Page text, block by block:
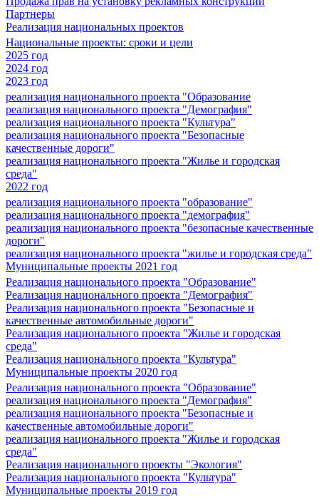
Партнеры
Реализация национальных проектов
Национальные проекты: сроки и цели
2025 год
2024 год
2023 год
реализация национального проекта "Образование
реализация национального проекта "Демография"
реализация национального проекта "Культура"
реализация национального проекта "Безопасные
качественные дороги"
реализация национального проекта "Жилье и городская
среда"
2022 год
реализация национального проекта "образование"
реализация национального проекта "демография"
реализация национального проекта "безопасные качественные
дороги"
реализация национального проекта "жилье и городская среда"
Муниципальные проекты 2021 год
Реализация национального проекта "Образование"
Реализация национального проекта "Демография"
Реализация национального проекта "Безопасные и
качественные автомобильные дороги"
Реализация национального проекта "Жилье и городская
среда"
Реализация национального проекта "Культура"
Муниципальные проекты 2020 год
Реализация национального проекта "Образование"
реализация национального проекта "Демография"
реализация национального проекта "Безопасные и
качественные автомобильные дороги"
реализация национального проекта "Жилье и городская
среда"
Реализация национального проекты "Экология"
Реализация национального проекта "Культура"
Муниципальные проекты 2019 год